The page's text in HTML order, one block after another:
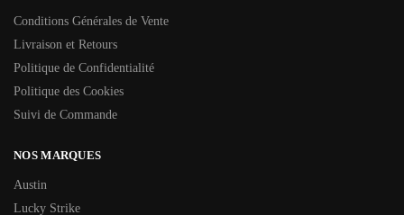
Conditions Générales de Vente
Livraison et Retours
Politique de Confidentialité
Politique des Cookies
Suivi de Commande
NOS MARQUES
Austin
Lucky Strike